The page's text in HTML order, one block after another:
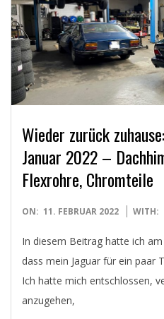
T
Wieder zurück
Januar 2022 –
Flexrohre, Chromteile
2022-
11
ON: 11. FEBRUAR 2022 WITH:
In diesem Beitrag hatte ich
dass mein Jaguar für ein paar
Ich hatte mich entschlossen,
anzugehen,